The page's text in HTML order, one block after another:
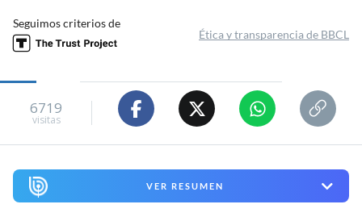
Seguimos criterios de
Ética y transparencia de BBCL
6719
visitas
VER RESUMEN